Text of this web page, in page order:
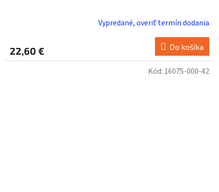
Vypredané, overiť termín dodania
22,60 € Do košíka
Kód: 16075-000-42